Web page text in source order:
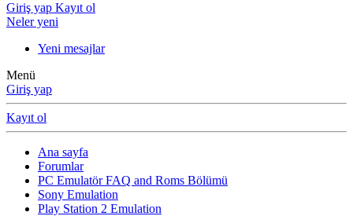
Giriş yap Kayıt ol
Neler yeni
Yeni mesajlar
Menü
Giriş yap
Kayıt ol
Ana sayfa
Forumlar
PC Emulatör FAQ and Roms Bölümü
Sony Emulation
Play Station 2 Emulation